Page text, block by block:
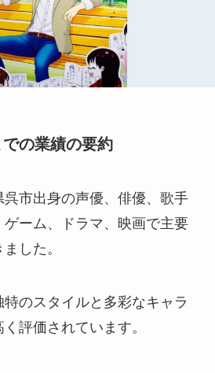
の業績の要約
市出身の声優、俳優、歌手
ーム、ドラマ、映画で主要
した。
のスタイルと多彩なキャラ
評価されています。